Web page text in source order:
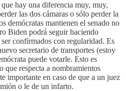
hay una diferencia muy, muy,
las dos cámaras o sólo perder la
demócratas mantienen el senado no
Biden podrá seguir haciendo
confirmados con regularidad. Es
secretario de transportes (estoy
puede votarle. Esto es
que respecta a nombramientos
importante en caso de que a un juez
o le de un infarto.